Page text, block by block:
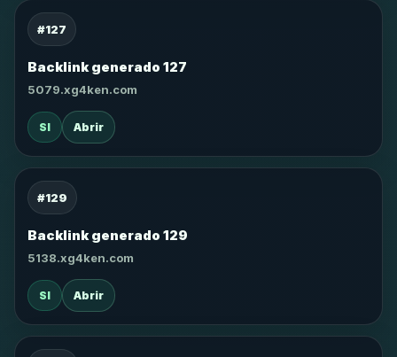
#127
Backlink generado 127
5079.xg4ken.com
SI Abrir
#129
Backlink generado 129
5138.xg4ken.com
SI Abrir